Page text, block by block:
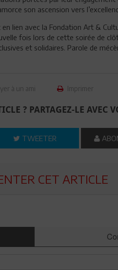
son ascension vers
lien avec la Fondation Art &
fois lors de cette soirée de
et solidaires. Parole de
à un ami Imprimer
? PARTAGEZ-LE AVEC
TWEETER
CET ARTICLE